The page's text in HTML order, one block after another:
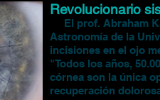
Revolucionario
El prof. Abraham
Astronomía de la
incisiones en el ojo
"Todos los años,
córnea son la única
recuperación